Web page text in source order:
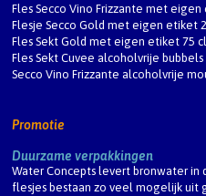
Fles Secco Vino Frizzante met eigen
Flesje Secco Gold met eigen etiket
Fles Sekt Gold met eigen etiket 75 cl.
Fles Sekt Cuvee alcoholvrije
Secco Vino Frizzante alcoholvrije
Promotie
Duurzame verpakkingen
Water Concepts levert bronwater in
flesjes bestaan zo veel mogelijk uit